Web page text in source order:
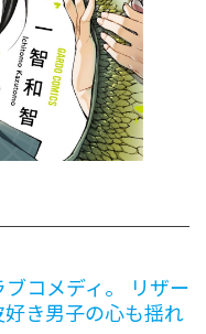
コメディ。 リザー
き男子の心も揺れ